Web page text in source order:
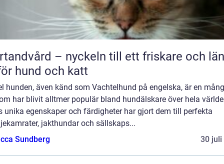
– nyckeln till ett friskare och
hund och katt
hunden, även känd som Vachtelhund på engelska, är en
har blivit alltmer populär bland hundälskare över hela
unika egenskaper och färdigheter har gjort dem till perfekta
jakthundar och sällskaps...
Sundberg
30 juli